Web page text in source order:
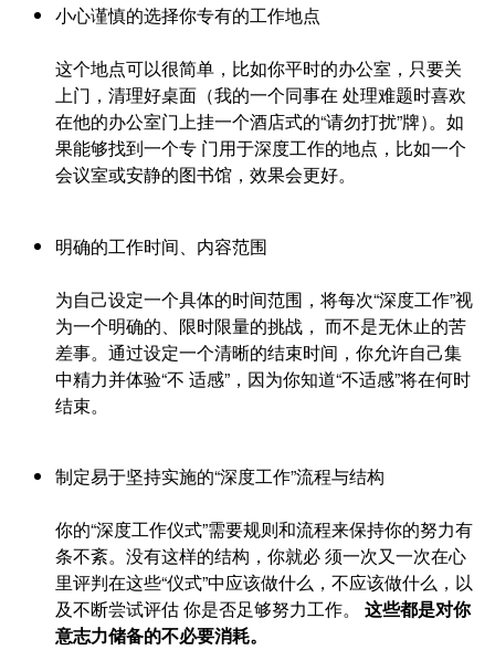
小心谨慎的选择你专有的工作地点
这个地点可以很简单，比如你平时的办公室，只要关
上门，清理好桌面（我的一个同事在 处理难题时喜欢
在他的办公室门上挂一个酒店式的“请勿打扰”牌）。如
果能够找到一个专 门用于深度工作的地点，比如一个
会议室或安静的图书馆，效果会更好。
明确的工作时间、内容范围
为自己设定一个具体的时间范围，将每次“深度工作”视
为一个明确的、限时限量的挑战， 而不是无休止的苦
差事。通过设定一个清晰的结束时间，你允许自己集
中精力并体验“不 适感”，因为你知道“不适感”将在何时
结束。
制定易于坚持实施的“深度工作”流程与结构
你的“深度工作仪式”需要规则和流程来保持你的努力有
条不紊。没有这样的结构，你就必 须一次又一次在心
里评判在这些“仪式”中应该做什么，不应该做什么，以
及不断尝试评估 你是否足够努力工作。 这些都是对你
意志力储备的不必要消耗。